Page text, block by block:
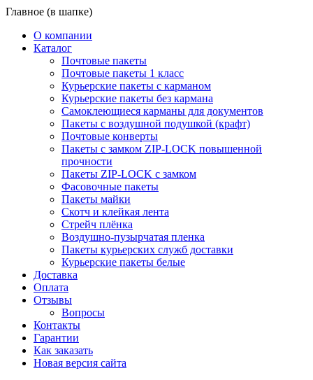
Главное (в шапке)
О компании
Каталог
Почтовые пакеты
Почтовые пакеты 1 класс
Курьерские пакеты с карманом
Курьерские пакеты без кармана
Самоклеющиеся карманы для документов
Пакеты с воздушной подушкой (крафт)
Почтовые конверты
Пакеты с замком ZIP-LOCK повышенной
прочности
Пакеты ZIP-LOCK с замком
Фасовочные пакеты
Пакеты майки
Скотч и клейкая лента
Стрейч плёнка
Воздушно-пузырчатая пленка
Пакеты курьерских служб доставки
Курьерские пакеты белые
Доставка
Оплата
Отзывы
Вопросы
Контакты
Гарантии
Как заказать
Новая версия сайта